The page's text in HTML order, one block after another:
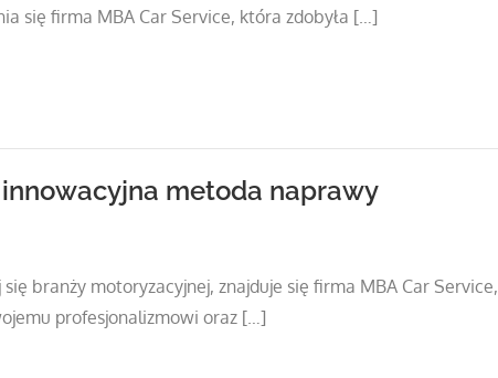
się firma MBA Car Service, która zdobyła […]
metoda naprawy
branży motoryzacyjnej, znajduje się firma MBA Car Service,
profesjonalizmowi oraz […]